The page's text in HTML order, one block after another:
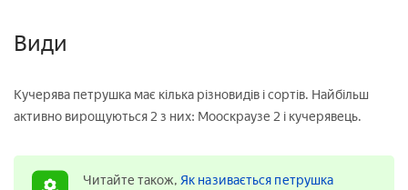
Види
Кучерява петрушка має кілька різновидів і сортів. Найбільш
активно вирощуються 2 з них: Мооскраузе 2 і кучерявець.
Читайте також, Як називається петрушка